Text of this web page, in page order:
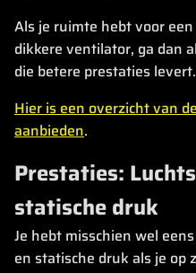
Als je ruimte hebt voor
dikkere ventilator, ga dan
die betere prestaties levert.
Hier is een overzicht van
aanbieden.
Prestaties:
statische druk
Je hebt misschien wel
en statische druk als je op